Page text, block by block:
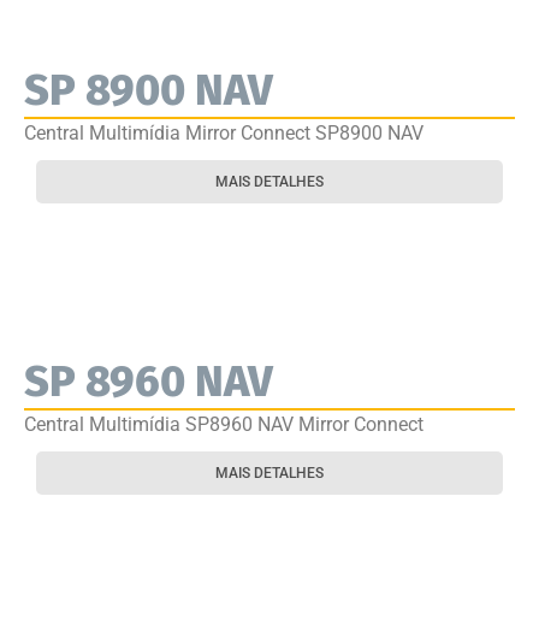
SP 8900 NAV
Central Multimídia Mirror Connect SP8900 NAV
MAIS DETALHES
SP 8960 NAV
Central Multimídia SP8960 NAV Mirror Connect
MAIS DETALHES